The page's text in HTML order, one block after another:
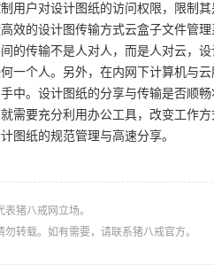
用户对设计图纸的访问权限，限制
效的设计图传输方式云盒子文件管
的传输不是人对人，而是人对云，
一个人。另外，在内网下计算机与
中。设计图纸的分享与传输是否顺
需要充分利用办公工具，改变工作
图纸的规范管理与高速分享。
猪八戒网立场。
转载。如有需要，请联系猪八戒官方。